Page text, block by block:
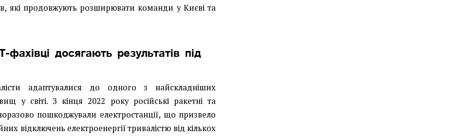
які продовжують розширювати команди у Києві та
фахівці досягають результатів під
адаптувалися до одного з найскладніших
у світі. З кінця 2022 року російські ракетні та
пошкоджували електростанції, що призвело
відключень електроенергії тривалістю від кількох